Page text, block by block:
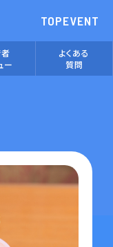
TOPEVENT
ー
よくある
質問